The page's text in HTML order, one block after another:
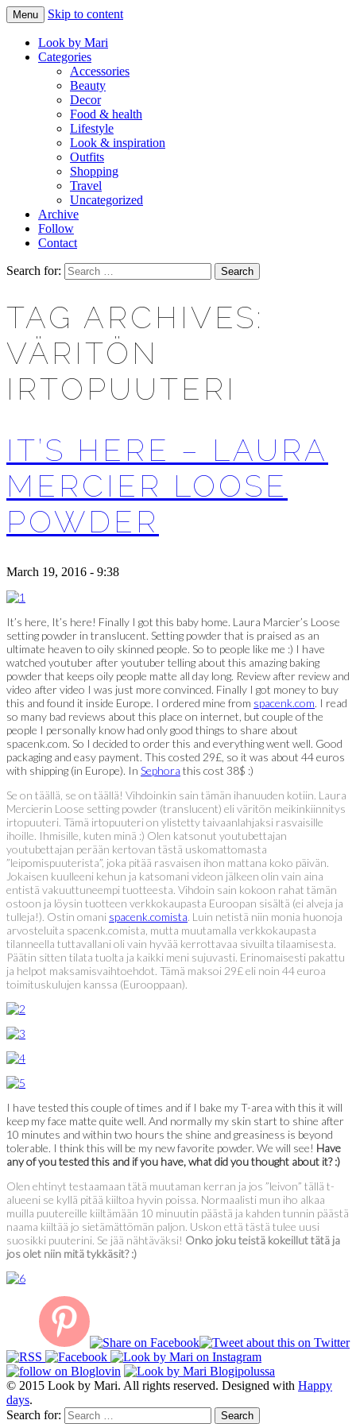
LOOK BY MARI
Makeup & beauty blog
Menu Skip to content
Look by Mari
Categories
Accessories
Beauty
Decor
Food & health
Lifestyle
Look & inspiration
Outfits
Shopping
Travel
Uncategorized
Archive
Follow
Contact
Search for:
TAG ARCHIVES:
VÄRITÖN
IRTOPUUTERI
IT’S HERE – LAURA
MERCIER LOOSE
POWDER
March 19, 2016 - 9:38
It’s here, It’s here! Finally I got this baby home. Laura Marcier’s Loose
setting powder in translucent. Setting powder that is praised as an
ultimate heaven to oily skinned people. So to people like me :) I have
watched youtuber after youtuber telling about this amazing baking
powder that keeps oily people matte all day long. Review after review and
video after video I was just more convinced. Finally I got money to buy
this and found it inside Europe. I ordered mine from spacenk.com. I read
so many bad reviews about this place on internet, but couple of the
people I personally know had only good things to share about
spacenk.com. So I decided to order this and everything went well. Good
packaging and easy payment. This costed 29£, so it was about 44 euros
with shipping (in Europe). In Sephora this cost 38$ :)
Se on täällä, se on täällä! Vihdoinkin sain tämän ihanuuden kotiin. Laura
Mercierin Loose setting powder (translucent) eli väritön meikinkiinnitys
irtopuuteri. Tämä irtopuuteri on ylistetty taivaanlahjaksi rasvaisille
ihoille. Ihmisille, kuten minä :) Olen katsonut youtubettajan
youtubettajan perään kertovan tästä uskomattomasta
”leipomispuuterista”, joka pitää rasvaisen ihon mattana koko päivän.
Jokaisen kuulleeni kehun ja katsomani videon jälkeen olin vain aina
entistä vakuuttuneempi tuotteesta. Vihdoin sain kokoon rahat tämän
ostoon ja löysin tuotteen verkkokaupasta Euroopan sisältä (ei alveja ja
tulleja!). Ostin omani spacenk.comista. Luin netistä niin monia huonoja
arvosteluita spacenk.comista, mutta muutamalla verkkokaupasta
tilanneella tuttavallani oli vain hyvää kerrottavaa sivuilta tilaamisesta.
Päätin sitten tilata tuolta ja kaikki meni sujuvasti. Erinomaisesti pakattu
ja helpot maksamisvaihtoehdot. Tämä maksoi 29£ eli noin 44 euroa
toimituskulujen kanssa (Eurooppaan).
I have tested this couple of times and if I bake my T-area with this it will
keep my face matte quite well. And normally my skin start to shine after
10 minutes and within two hours the shine and greasiness is beyond
tolerable. I think this will be my new favorite powder. We will see! Have
any of you tested this and if you have, what did you thought about it? :)
Olen ehtinyt testaamaan tätä muutaman kerran ja jos ”leivon” tällä t-
alueeni se kyllä pitää kiiltoa hyvin poissa. Normaalisti mun iho alkaa
muilla puutereille kiiltämään 10 minuutin päästä ja kahden tunnin päästä
naama kiiltää jo sietämättömän paljon. Uskon että tästä tulee uusi
suosikki puuterini. Se jää nähtäväksi! Onko joku teistä kokeillut tätä ja
jos olet niin mitä tykkäsit? :)
© 2015 Look by Mari. All rights reserved. Designed with Happy
days.
Search for: